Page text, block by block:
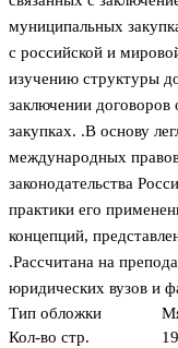
муниципальных
с российской и
изучению структуры
заключении
закупках. .В основу
международных
законодательства
практики его
концепций,
.Рассчитана на
юридических вузов и
Тип обложки
Кол-во стр.